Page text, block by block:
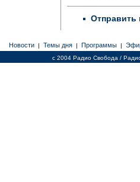
Отправить
Новости | Темы дня | Программы |
c 2004 Радио Свобода /